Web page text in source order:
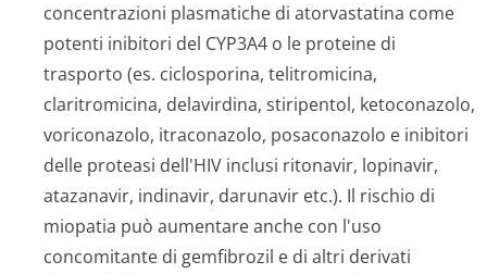
concentrazioni plasmatiche di atorvastatina come
potenti inibitori del CYP3A4 o le proteine di
trasporto (es. ciclosporina, telitromicina,
claritromicina, delavirdina, stiripentol, ketoconazolo,
voriconazolo, itraconazolo, posaconazolo e inibitori
delle proteasi dell'HIV inclusi ritonavir, lopinavir,
atazanavir, indinavir, darunavir etc.). Il rischio di
miopatia può aumentare anche con l'uso
concomitante di gemfibrozil e di altri derivati